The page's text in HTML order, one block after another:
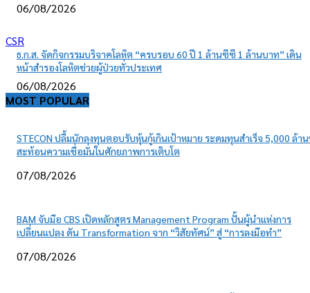
06/08/2026
CSR
ธ.ก.ส. จัดกิจกรรมบริจาคโลหิต “ครบรอบ 60 ปี 1 ล้านซีซี 1 ล้านบาท” เดิน
หน้าสำรองโลหิตช่วยผู้ป่วยทั่วประเทศ
06/08/2026
MOST POPULAR
STECON ปลื้มนักลงทุนตอบรับหุ้นกู้เกินเป้าหมาย ระดมทุนสำเร็จ 5,000 ล้า
สะท้อนความเชื่อมั่นในศักยภาพการเติบโต
07/08/2026
BAM จับมือ CBS เปิดหลักสูตร Management Program ปั้นผู้นำแห่งการ
เปลี่ยนแปลง ดัน Transformation จาก “วิสัยทัศน์” สู่ “การลงมือทำ”
07/08/2026